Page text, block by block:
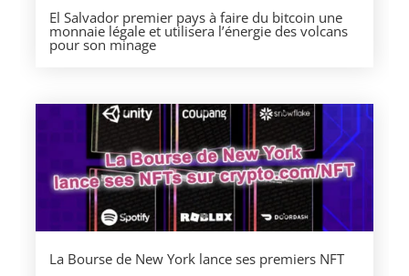
El Salvador premier pays à faire du bitcoin une
monnaie légale et utilisera l’énergie des volcans
pour son minage
La Bourse de New York lance ses premiers NFT